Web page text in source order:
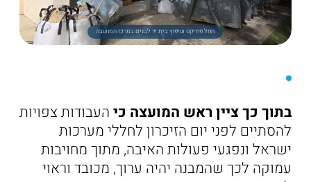
החל פרויקט שיפוץ בית יד לבנים במרכז המושבה
בתוך כך ציין ראש המועצה כיהעבודות צפויות
להסתיים לפני יום הזיכרון לחללי מערכות
ישראל ונפגעי פעולות האיבה, מתוך מחויבות
עמוקה לכך שהמבנה יהיה ערוך, מכובד וראוי